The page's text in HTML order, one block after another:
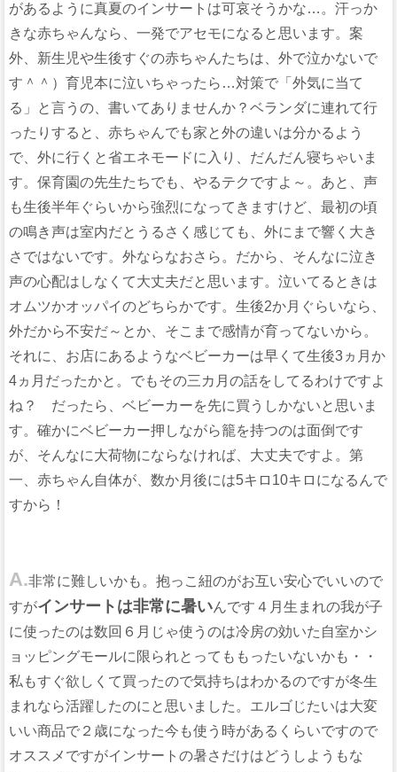
があるように真夏のインサートは可哀そうかな…。汗っか
きな赤ちゃんなら、一発でアセモになると思います。案
外、新生児や生後すぐの赤ちゃんたちは、外で泣かないで
す＾＾）育児本に泣いちゃったら…対策で「外気に当て
る」と言うの、書いてありませんか？ベランダに連れて行
ったりすると、赤ちゃんでも家と外の違いは分かるよう
で、外に行くと省エネモードに入り、だんだん寝ちゃいま
す。保育園の先生たちでも、やるテクですよ～。あと、声
も生後半年ぐらいから強烈になってきますけど、最初の頃
の鳴き声は室内だとうるさく感じても、外にまで響く大き
さではないです。外ならなおさら。だから、そんなに泣き
声の心配はしなくて大丈夫だと思います。泣いてるときは
オムツかオッパイのどちらかです。生後2か月ぐらいなら、
外だから不安だ～とか、そこまで感情が育ってないから。
それに、お店にあるようなベビーカーは早くて生後3ヵ月か
4ヵ月だったかと。でもその三カ月の話をしてるわけですよ
ね？ だったら、ベビーカーを先に買うしかないと思いま
す。確かにベビーカー押しながら籠を持つのは面倒です
が、そんなに大荷物にならなければ、大丈夫ですよ。第
一、赤ちゃん自体が、数か月後には5キロ10キロになるんで
すから！
A.非常に難しいかも。抱っこ紐のがお互い安心でいいので
すがインサートは非常に暑いんです４月生まれの我が子
に使ったのは数回６月じゃ使うのは冷房の効いた自室かシ
ョッピングモールに限られとってももったいないかも・・
私もすぐ欲しくて買ったので気持ちはわかるのですが冬生
まれなら活躍したのにと思いました。エルゴじたいは大変
いい商品で２歳になった今も使う時があるくらいですので
オススメですがインサートの暑さだけはどうしようもな